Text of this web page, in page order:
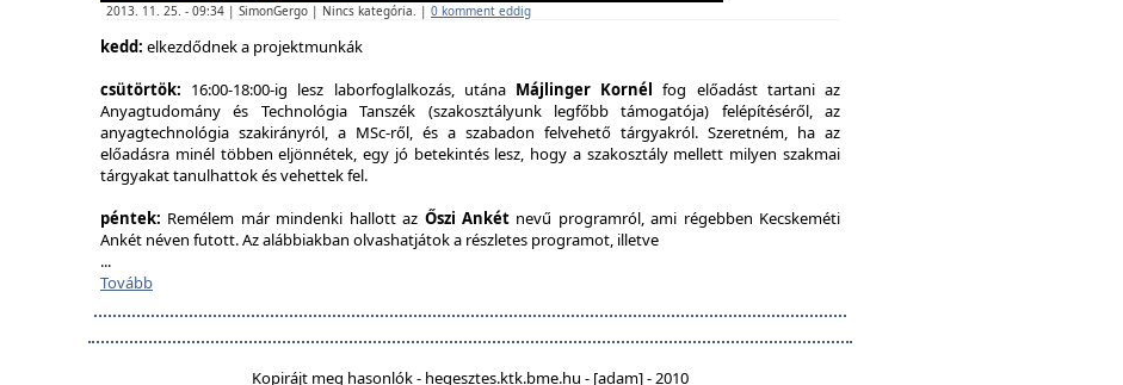
2013. 11. 25. - 09:34 | SimonGergo | Nincs kategória. | 0 komment eddig
kedd: elkezdődnek a projektmunkák
csütörtök: 16:00-18:00-ig lesz laborfoglalkozás, utána Májlinger Kornél fog előadást tartani az
Anyagtudomány és Technológia Tanszék (szakosztályunk legfőbb támogatója) felépítéséről, az
anyagtechnológia szakirányról, a MSc-ről, és a szabadon felvehető tárgyakról. Szeretném, ha az
előadásra minél többen eljönnétek, egy jó betekintés lesz, hogy a szakosztály mellett milyen szakmai
tárgyakat tanulhattok és vehettek fel.
péntek: Remélem már mindenki hallott az Őszi Ankétnevű programról, ami régebben Kecskeméti
Ankét néven futott. Az alábbiakban olvashatjátok a részletes programot, illetve
...
Tovább
Kopirájt meg hasonlók - hegesztes.ktk.bme.hu - [adam] - 2010